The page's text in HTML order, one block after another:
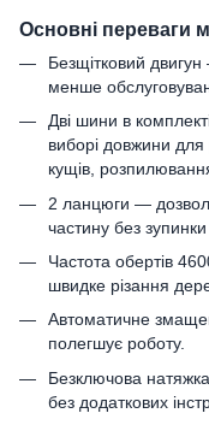
Основні переваги
Безщітковий двигун
менше
Дві шини в
виборі довжини для
кущів,
2 ланцюги —
частину без зупинки
Частота обертів
швидке різання
Автоматичне
полегшує роботу.
Безключова
без додаткових